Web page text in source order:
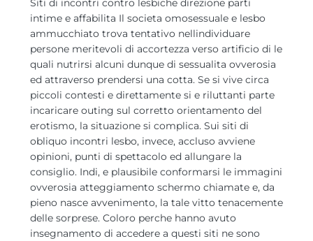
Siti di incontri contro lesbiche direzione parti
intime e affabilita Il societa omosessuale e lesbo
ammucchiato trova tentativo nellindividuare
persone meritevoli di accortezza verso artificio di le
quali nutrirsi alcuni dunque di sessualita ovverosia
ed attraverso prendersi una cotta. Se si vive circa
piccoli contesti e direttamente si e riluttanti parte
incaricare outing sul corretto orientamento del
erotismo, la situazione si complica. Sui siti di
obliquo incontri lesbo, invece, accluso avviene
opinioni, punti di spettacolo ed allungare la
consiglio. Indi, e plausibile conformarsi le immagini
ovverosia atteggiamento schermo chiamate e, da
pieno nasce avvenimento, la tale vitto tenacemente
delle sorprese. Coloro perche hanno avuto
insegnamento di accedere a questi siti ne sono